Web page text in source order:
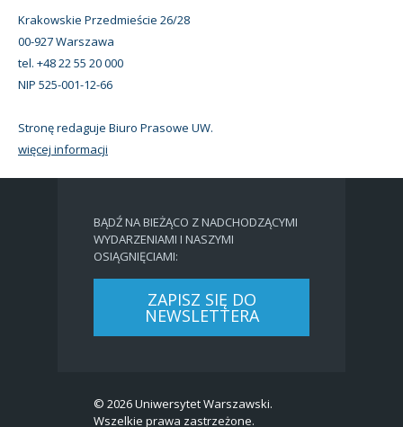
Krakowskie Przedmieście 26/28
00-927 Warszawa
tel. +48 22 55 20 000
NIP 525-001-12-66
Stronę redaguje Biuro Prasowe UW.
więcej informacji
BĄDŹ NA BIEŻĄCO Z NADCHODZĄCYMI
WYDARZENIAMI I NASZYMI
OSIĄGNIĘCIAMI:
ZAPISZ SIĘ DO
NEWSLETTERA
© 2026 Uniwersytet Warszawski.
Wszelkie prawa zastrzeżone.